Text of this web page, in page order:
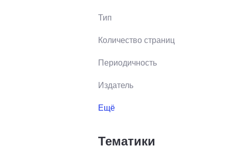
Тип
Количество страниц
Периодичность
Издатель
Ещё
Тематики